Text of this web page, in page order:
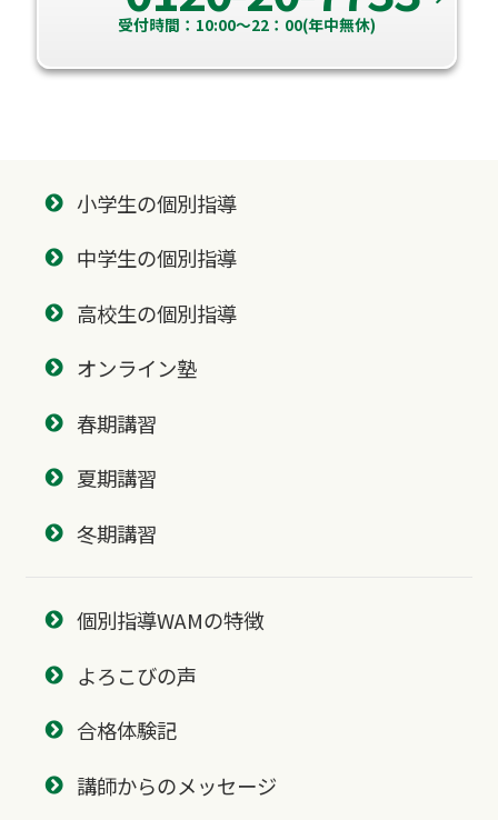
受付時間：10:00～22：00(年中無休)
小学生の個別指導
中学生の個別指導
高校生の個別指導
オンライン塾
春期講習
夏期講習
冬期講習
個別指導WAMの特徴
よろこびの声
合格体験記
講師からのメッセージ